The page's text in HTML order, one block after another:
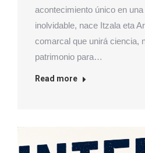
acontecimiento único en
inolvidable, nace Itzala eta
comarcal que unirá ciencia,
patrimonio para…
Read more